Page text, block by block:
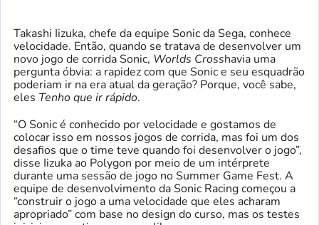
Takashi Iizuka, chefe da equipe Sonic da Sega, conhece
velocidade. Então, quando se tratava de desenvolver um
novo jogo de corrida Sonic, Worlds Crosshavia uma
pergunta óbvia: a rapidez com que Sonic e seu esquadrão
poderiam ir na era atual da geração? Porque, você sabe,
eles Tenho que ir rápido.
“O Sonic é conhecido por velocidade e gostamos de
colocar isso em nossos jogos de corrida, mas foi um dos
desafios que o time teve quando foi desenvolver o jogo”,
disse Iizuka ao Polygon por meio de um intérprete
durante uma sessão de jogo no Summer Game Fest. A
equipe de desenvolvimento da Sonic Racing começou a
“construir o jogo a uma velocidade que eles acharam
apropriado” com base no design do curso, mas os testes